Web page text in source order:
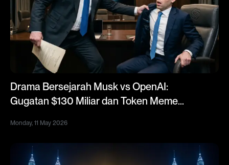
Drama Bersejarah Musk vs OpenAI:
Gugatan $130 Miliar dan Token Meme
Monday, 11 May 2026